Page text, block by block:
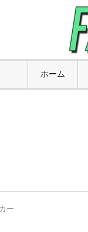
ホーム
ー